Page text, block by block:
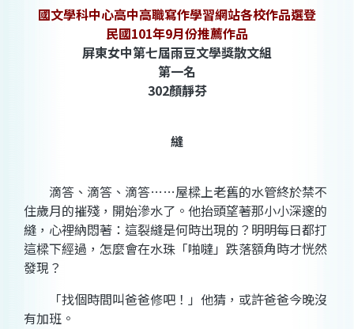
國文學科中心高中高職寫作學習網站各校作品選登
民國101年9月份推薦作品
屏東女中第七屆雨豆文學獎散文組
第一名
302顏靜芬
縫
滴答、滴答、滴答……屋樑上老舊的水管終於禁不
住歲月的摧殘，開始滲水了。他抬頭望著那小小深邃的
縫，心裡納悶著：這裂縫是何時出現的？明明每日都打
這樑下經過，怎麼會在水珠「啪噠」跌落額角時才恍然
發現？
「找個時間叫爸爸修吧！」他猜，或許爸爸今晚沒
有加班。